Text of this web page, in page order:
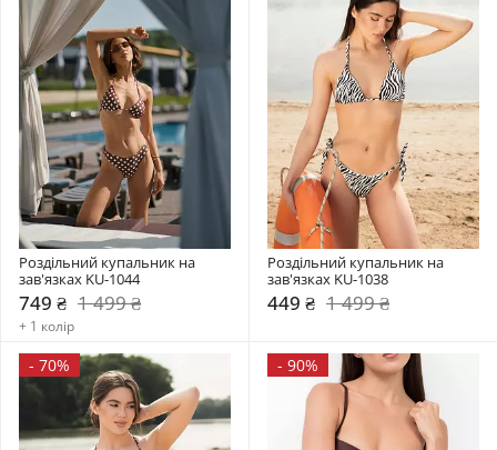
Роздільний купальник на
зав'язках KU-1044
749 ₴ 1 499 ₴
+ 1 колір
Роздільний купальник на
зав'язках KU-1038
449 ₴ 1 499 ₴
- 70% - 90%